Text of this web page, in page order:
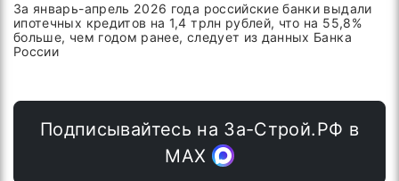
За январь-апрель 2026 года российские банки выдали
ипотечных кредитов на 1,4 трлн рублей, что на 55,8%
больше, чем годом ранее, следует из данных Банка
России
Подписывайтесь на За-Строй.РФ в
МАХ